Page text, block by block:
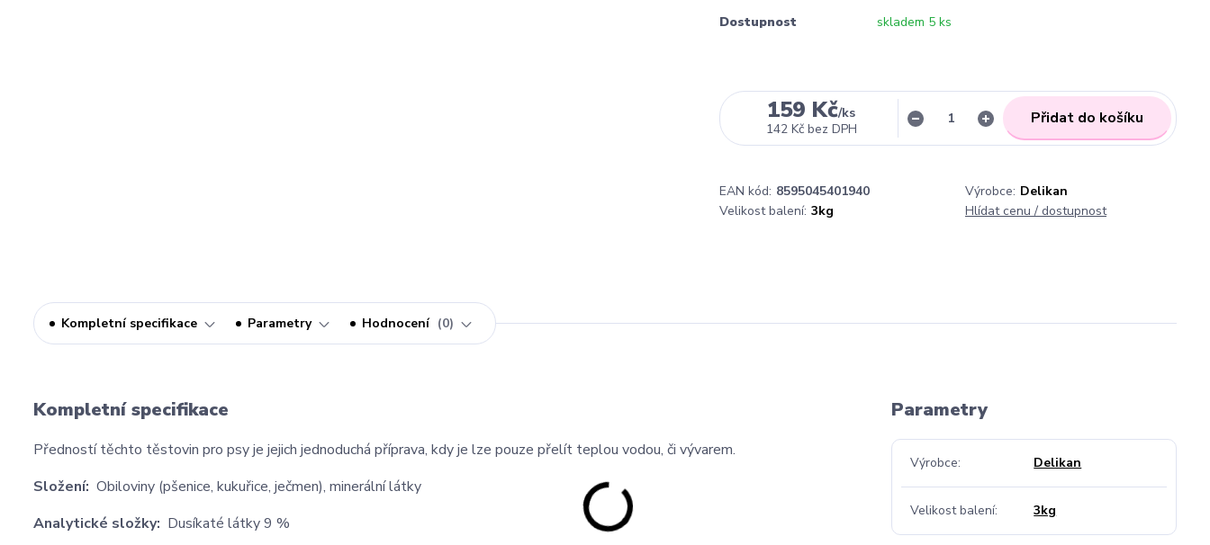
Dostupnost skladem 5 ks
159 Kč/ks
142 Kč bez DPH
Přidat do košíku
EAN kód: 8595045401940 Výrobce: Delikan
Velikost balení: 3kg Hlídat cenu / dostupnost
Kompletní specifikace Parametry Hodnocení 0
Kompletní specifikace
Předností těchto těstovin pro psy je jejich jednoduchá příprava, kdy je lze pouze přelít teplou vodou, či vývarem.
Složení: Obiloviny (pšenice, kukuřice, ječmen), minerální látky
Analytické složky: Dusíkaté látky 9 %
Parametry
Výrobce Delikan
Velikost balení 3kg